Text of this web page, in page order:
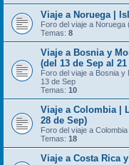
Viaje a Noruega |
Foro del viaje a
Temas: 8
Viaje a Bosnia y
(del 13 de Sep al
Foro del viaje a Bosnia
13 de Sep
Temas: 10
Viaje a Colombia |
28 de Sep)
Foro del viaje a
Temas: 18
Viaje a Costa Rica